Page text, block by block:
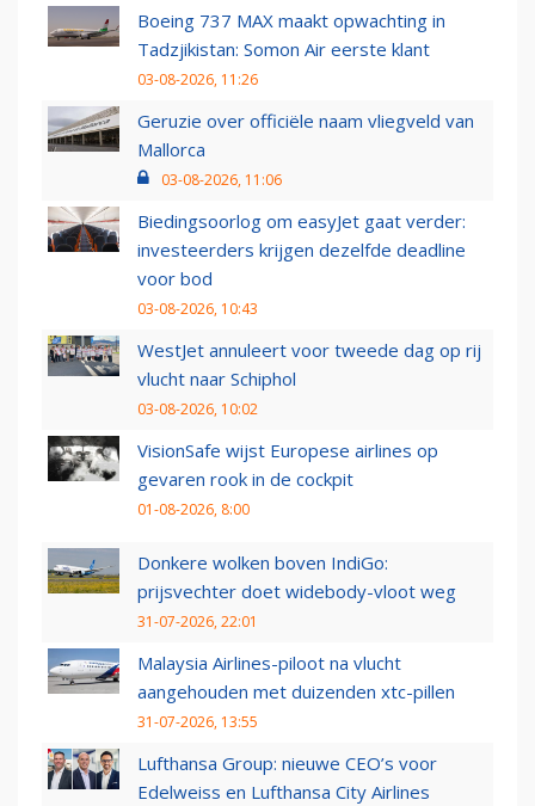
Boeing 737 MAX maakt opwachting in
Tadzjikistan: Somon Air eerste klant
03-08-2026, 11:26
Geruzie over officiële naam vliegveld van
Mallorca
03-08-2026, 11:06
Biedingsoorlog om easyJet gaat verder:
investeerders krijgen dezelfde deadline
voor bod
03-08-2026, 10:43
WestJet annuleert voor tweede dag op rij
vlucht naar Schiphol
03-08-2026, 10:02
VisionSafe wijst Europese airlines op
gevaren rook in de cockpit
01-08-2026, 8:00
Donkere wolken boven IndiGo:
prijsvechter doet widebody-vloot weg
31-07-2026, 22:01
Malaysia Airlines-piloot na vlucht
aangehouden met duizenden xtc-pillen
31-07-2026, 13:55
Lufthansa Group: nieuwe CEO’s voor
Edelweiss en Lufthansa City Airlines